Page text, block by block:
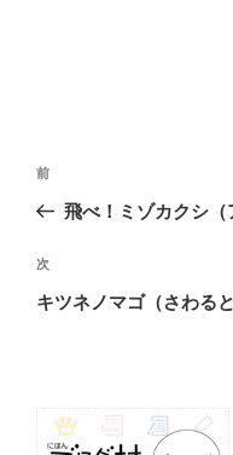
投
ナ
ビ
ゲ
ン
前
の
稿
前
飛べ！ミゾカクシ（
次
の
次
キツネノマゴ（さわる